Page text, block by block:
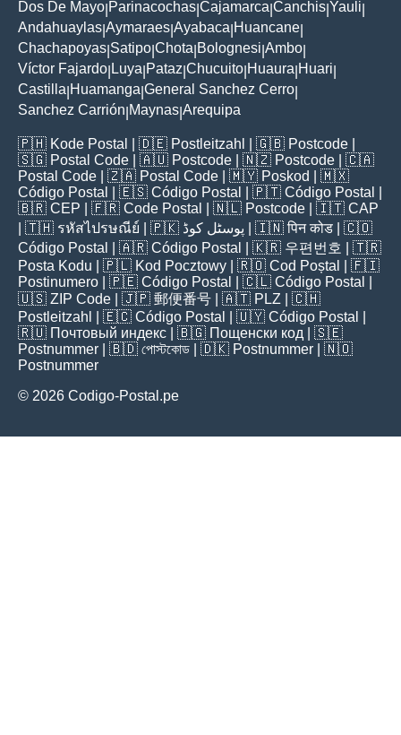
Dos De Mayo Parinacochas Cajamarca Canchis Yauli
Andahuaylas Aymaraes Ayabaca Huancane
Chachapoyas Satipo Chota Bolognesi Ambo
Víctor Fajardo Luya Pataz Chucuito Huaura Huari
Castilla Huamanga General Sanchez Cerro
Sanchez Carrión Maynas Arequipa
🇵🇭 Kode Postal | 🇩🇪 Postleitzahl | 🇬🇧 Postcode
🇸🇬 Postal Code | 🇦🇺 Postcode | 🇳🇿 Postcode | 🇨🇦
Postal Code | 🇿🇦 Postal Code | 🇲🇾 Poskod
| 🇲🇽
Código Postal
| 🇪🇸 Código Postal | 🇵🇹 Código Postal
🇧🇷 CEP | 🇫🇷 Code Postal | 🇳🇱 Postcode | 🇮🇹 CAP
| 🇹🇭 รหัสไปรษณีย์ | 🇵🇰 پوسٹل کوڈ | 🇮🇳पिन कोड | 🇨🇴
Código Postal
| 🇦🇷 Código Postal | 🇰🇷 우편번호
| 🇹🇷
Posta Kodu | 🇵🇱 Kod Pocztowy | 🇷🇴 Cod Poștal
| 🇫🇮
Postinumero | 🇵🇪 Código Postal | 🇨🇱 Código Postal
🇺🇸 ZIP Code | 🇯🇵 郵便番号 | 🇦🇹 PLZ | 🇨🇭
Postleitzahl
| 🇪🇨 Código Postal | 🇺🇾 Código Postal
🇷🇺 Почтовый индекс | 🇧🇬 Пощенски код | 🇸🇪
Postnummer | 🇧🇩 পোস্টকোড | 🇩🇰 Postnummer | 🇳🇴
Postnummer
© 2026 Codigo-Postal.pe